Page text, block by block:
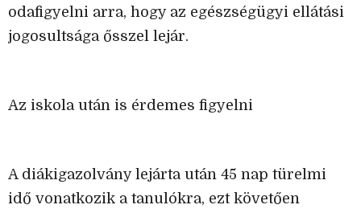
odafigyelni arra, hogy az egészségügyi ellátási
jogosultsága ősszel lejár.
Az iskola után is érdemes figyelni
A diákigazolvány lejárta után 45 nap türelmi
idő vonatkozik a tanulókra, ezt követően